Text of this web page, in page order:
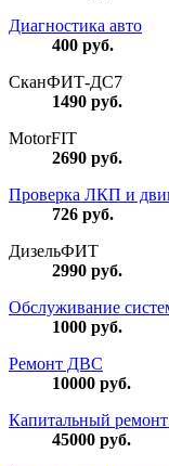
Диагностика авто
400 руб.
СканФИТ-ДС7
1490 руб.
MotorFIT
2690 руб.
Проверка ЛКП и
726 руб.
ДизельФИТ
2990 руб.
Обслуживание
1000 руб.
Ремонт ДВС
10000 руб.
Капитальный
45000 руб.